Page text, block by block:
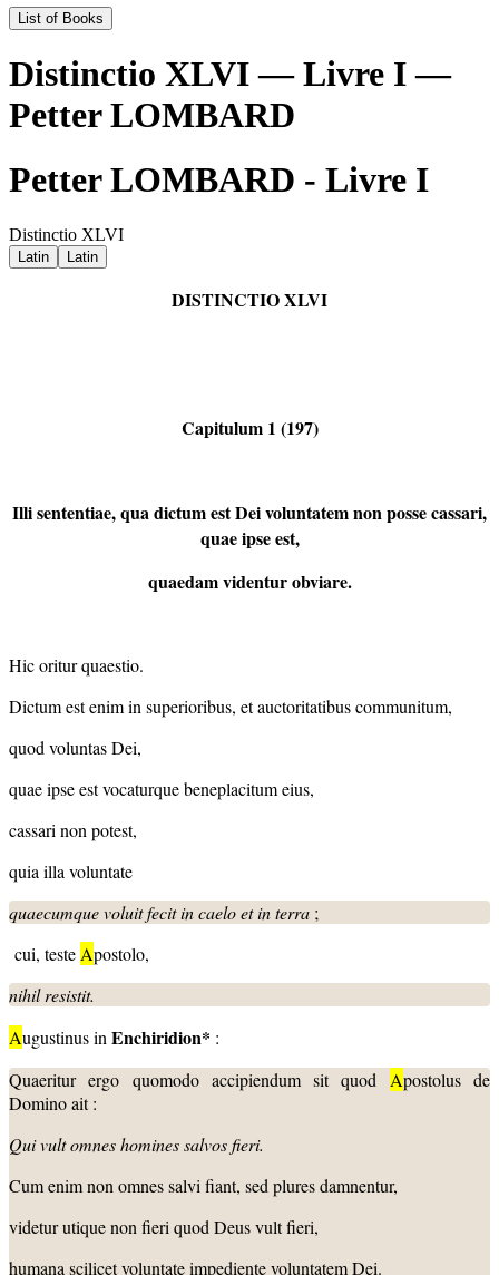
List of Books
Distinctio XLVI — Livre I —
Petter LOMBARD
Petter LOMBARD - Livre I
Distinctio XLVI
Latin Latin
DISTINCTIO XLVI
Capitulum 1 (197)
Illi sententiae, qua dictum est Dei voluntatem non posse cassari,
quae ipse est,
quaedam videntur obviare.
Hic oritur quaestio.
Dictum est enim in superioribus, et auctoritatibus communitum,
quod voluntas Dei,
quae ipse est vocaturque beneplacitum eius,
cassari non potest,
quia illa voluntate
quaecumque voluit fecit in caelo et in terra ;
cui, teste Apostolo,
nihil resistit.
Augustinus in Enchiridion* :
Quaeritur ergo quomodo accipiendum sit quod Apostolus de
Domino ait :
Qui vult omnes homines salvos fieri.
Cum enim non omnes salvi fiant, sed plures damnentur,
videtur utique non fieri quod Deus vult fieri,
humana scilicet voluntate impediente voluntatem Dei.